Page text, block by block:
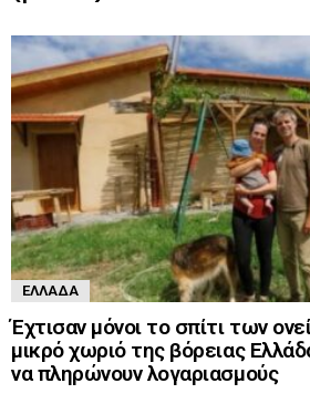
ΕΛΛΆΔΑ
Έχτισαν μόνοι το σπίτι των
μικρό χωριό της βόρειας
να πληρώνουν λογαριασμούς